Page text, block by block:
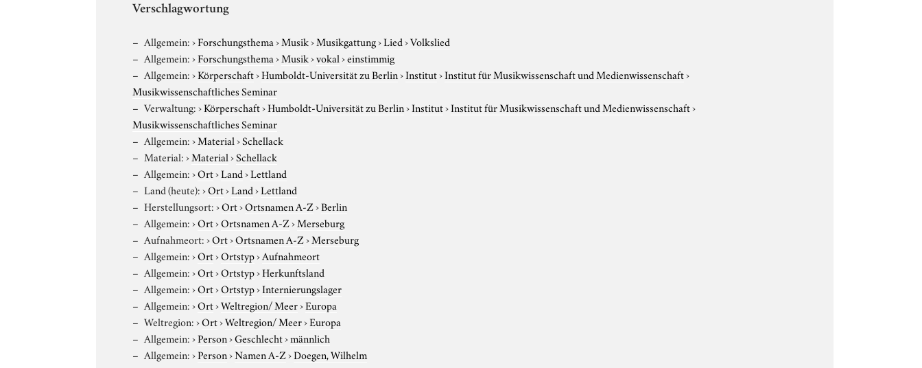
Verschlagwortung
Allgemein:›Forschungsthema›Musik›Musikgattung›Lied›Volkslied
Allgemein:›Forschungsthema›Musik›vokal›einstimmig
Allgemein:›Körperschaft›Humboldt-Universität zu Berlin›Institut›Institut für Musikwissenschaft und Medienwissenschaft›
Musikwissenschaftliches Seminar
Verwaltung:›Körperschaft›Humboldt-Universität zu Berlin›Institut›Institut für Musikwissenschaft und Medienwissenschaft›
Musikwissenschaftliches Seminar
Allgemein:›Material›Schellack
Material:›Material›Schellack
Allgemein:›Ort›Land›Lettland
Land (heute):›Ort›Land›Lettland
Herstellungsort:›Ort›Ortsnamen A-Z›Berlin
Allgemein:›Ort›Ortsnamen A-Z›Merseburg
Aufnahmeort:›Ort›Ortsnamen A-Z›Merseburg
Allgemein:›Ort›Ortstyp›Aufnahmeort
Allgemein:›Ort›Ortstyp›Herkunftsland
Allgemein:›Ort›Ortstyp›Internierungslager
Allgemein:›Ort›Weltregion/ Meer›Europa
Weltregion:›Ort›Weltregion/ Meer›Europa
Allgemein:›Person›Geschlecht›männlich
Allgemein:›Person›Namen A-Z›Doegen, Wilhelm